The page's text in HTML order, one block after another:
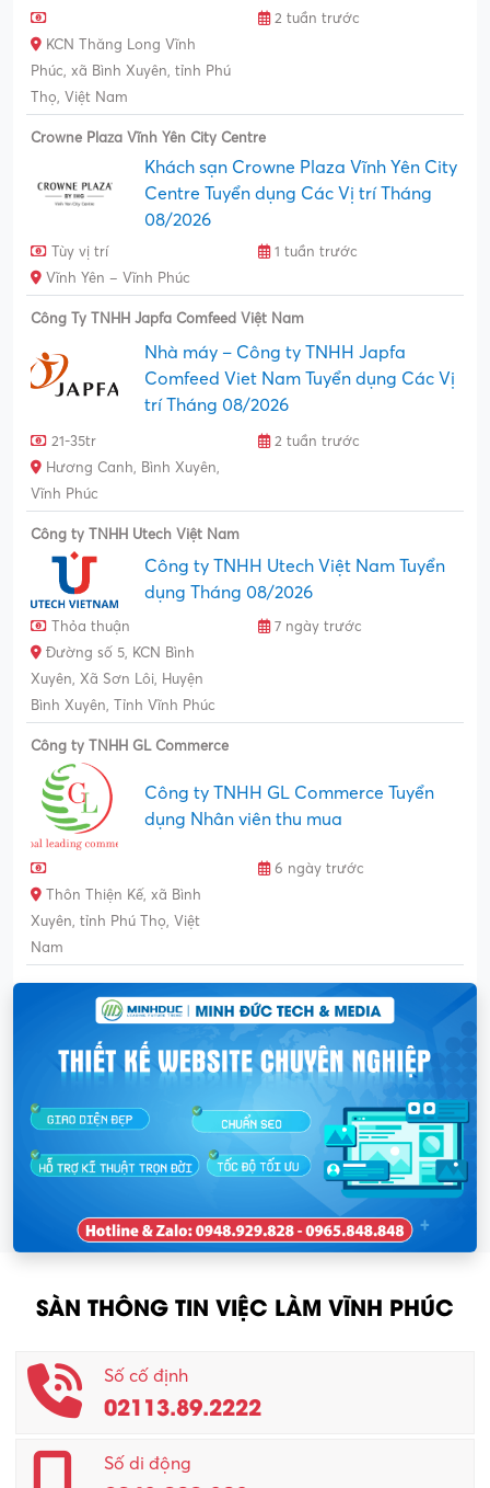
2 tuần trước
KCN Thăng Long Vĩnh
Phúc, xã Bình Xuyên, tỉnh Phú
Thọ, Việt Nam
Crowne Plaza Vĩnh Yên City Centre
Khách sạn Crowne Plaza Vĩnh Yên City
Centre Tuyển dụng Các Vị trí Tháng
08/2026
Tùy vị trí
1 tuần trước
Vĩnh Yên – Vĩnh Phúc
Công Ty TNHH Japfa Comfeed Việt Nam
Nhà máy – Công ty TNHH Japfa
Comfeed Viet Nam Tuyển dụng Các Vị
trí Tháng 08/2026
21-35tr
2 tuần trước
Hương Canh, Bình Xuyên,
Vĩnh Phúc
Công ty TNHH Utech Việt Nam
Công ty TNHH Utech Việt Nam Tuyển
dụng Tháng 08/2026
Thỏa thuận
7 ngày trước
Đường số 5, KCN Bình
Xuyên, Xã Sơn Lôi, Huyện
Bình Xuyên, Tỉnh Vĩnh Phúc
Công ty TNHH GL Commerce
Công ty TNHH GL Commerce Tuyển
dụng Nhân viên thu mua
6 ngày trước
Thôn Thiện Kế, xã Bình
Xuyên, tỉnh Phú Thọ, Việt
Nam
SÀN THÔNG TIN VIỆC LÀM VĨNH PHÚC
Số cố định
02113.89.2222
Số di động